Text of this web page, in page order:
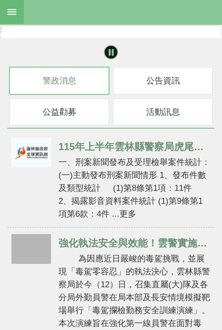
跳到主要內容區塊
尋
布
機
宣
民
:::
:::
警政消息 公告資訊
公益勸募 活動訊息
115年上半年雲林縣警察局虎尾分局發布刑案新聞違反 偵查不公開規定檢討報告
一、刑案新聞發布及受理檢舉案件統計：
(一)主動發布刑案新聞情形 1、發布件數
及類型統計 (1)第8條第1項：11件
2、揭露影音資料案件統計 (1)第9條第1
項第6款：4件 ...更多
強化執法安全與效能！雲警實施毒駕攔檢實戰演練
為因應近日嚴峻的毒駕挑戰，並展
現「毒駕零容忍」的執法決心，雲林縣警
察局於今（12）日，召集直屬(大)隊及各
分局外勤員警在局本部及長安情境模擬靶
場舉行「毒駕攔檢勤務安全訓練演練」。
本次演練旨在強化第一線員警在面對毒